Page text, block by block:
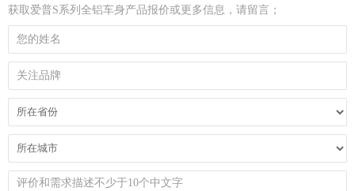
获取爱普S系列全铝车身产品报价或更多信息，请留言；